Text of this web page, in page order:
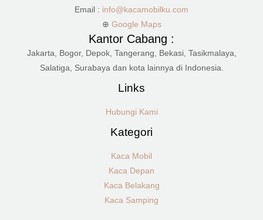
Email : info@kacamobilku.com
⊕ Google Maps
Kantor Cabang :
Jakarta, Bogor, Depok, Tangerang, Bekasi, Tasikmalaya,
Salatiga, Surabaya dan kota lainnya di Indonesia.
Links
Hubungi Kami
Kategori
Kaca Mobil
Kaca Depan
Kaca Belakang
Kaca Samping